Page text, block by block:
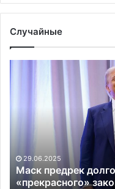
Случайные
«прекрасного»
закона
Трампа
29.06.2025
Маск предрек
«прекрасного»